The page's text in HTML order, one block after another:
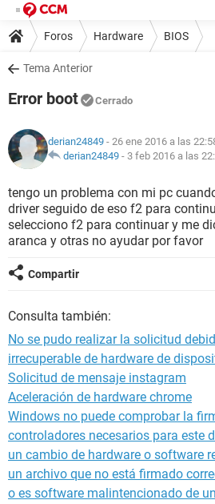
Foros Hardware BIOS
Tema Anterior
Error boot Cerrado
derian24849 - 26 ene 2016 a las
derian24849 - 3 feb 2016 a las
tengo un problema con mi pc
driver seguido de eso f2 para
selecciono f2 para continuar y me
aranca y otras no ayudar por favor
Compartir
Consulta también:
No se pudo realizar la solicitud
irrecuperable de hardware de
Solicitud de mensaje instagram
Aceleración de hardware chrome
Windows no puede comprobar la
controladores necesarios para este
un cambio de hardware o software
un archivo que no está firmado
o es software malintencionado de